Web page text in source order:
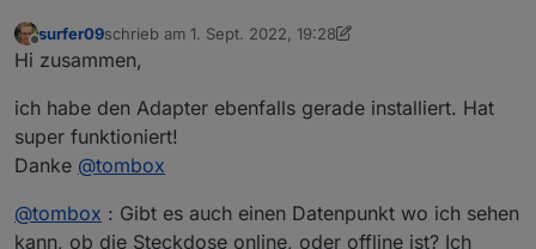
surfer09schrieb am 1. Sept. 2022, 19:28
zuletzt editiert von surfer099. Feb. 2022, 16:32
Hi zusammen,
ich habe den Adapter ebenfalls gerade installiert. Hat
super funktioniert!
Danke @tombox
@tombox : Gibt es auch einen Datenpunkt wo ich sehen
kann, ob die Steckdose online, oder offline ist? Ich